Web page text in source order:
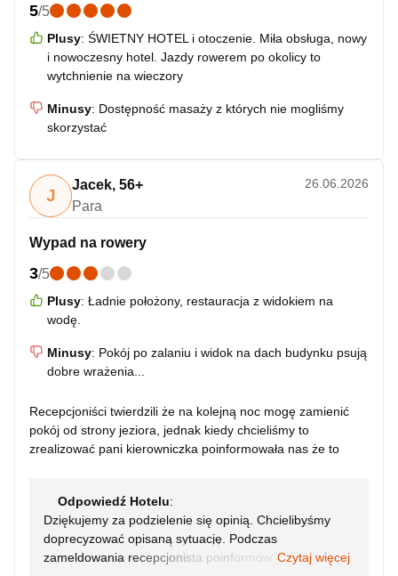
5/5
Plusy: ŚWIETNY HOTEL i otoczenie. Miła obsługa, nowy
i nowoczesny hotel. Jazdy rowerem po okolicy to
wytchnienie na wieczory
Minusy: Dostępność masaży z których nie mogliśmy
skorzystać
J
Jacek, 56+
Para
Wypad na rowery
3/5
Plusy: Ładnie położony, restauracja z widokiem na
wodę.
Minusy: Pokój po zalaniu i widok na dach budynku psują
dobre wrażenia...
Recepcjoniści twierdzili że na kolejną noc mogę zamienić
pokój od strony jeziora, jednak kiedy chcieliśmy to
zrealizować pani kierowniczka poinformowała nas że to
Odpowiedź Hotelu:
Dziękujemy za podzielenie się opinią. Chcielibyśmy
doprecyzować opisaną sytuację. Podczas
zameldowania recepcjonista poinformował jedynie, aby
Czytaj więcej
26.06.2026